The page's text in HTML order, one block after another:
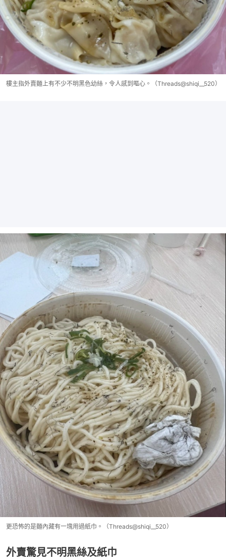
樓主指外賣麵上有不少不明黑色幼絲，令人感到嘔心。（Threads@shiqi__520）
更恐怖的是麵內藏有一塊用過紙巾。（Threads@shiqi__520）
外賣驚見不明黑絲及紙巾